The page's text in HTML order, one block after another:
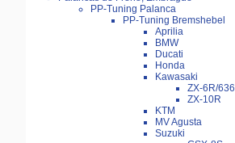
PP-Tuning Palanca
PP-Tuning Bremshebel
Aprilia
BMW
Ducati
Honda
Kawasaki
ZX-6R/636
ZX-10R
KTM
MV Agusta
Suzuki